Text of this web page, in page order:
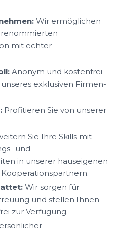
Wir ermöglichen
renommierten
mit echter
Anonym und kostenfrei
exklusiven Firmen-
Profitieren Sie von unserer
Sie Ihre Skills mit
und
in unserer hauseigenen
Wir sorgen für
und stellen Ihnen
zur Verfügung.